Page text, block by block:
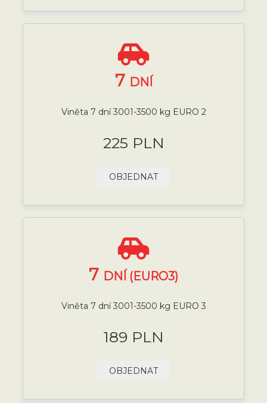
7 DNÍ
Viněta 7 dní 3001-3500 kg EURO 2
225 PLN
OBJEDNAT
7 DNÍ (EURO3)
Viněta 7 dní 3001-3500 kg EURO 3
189 PLN
OBJEDNAT